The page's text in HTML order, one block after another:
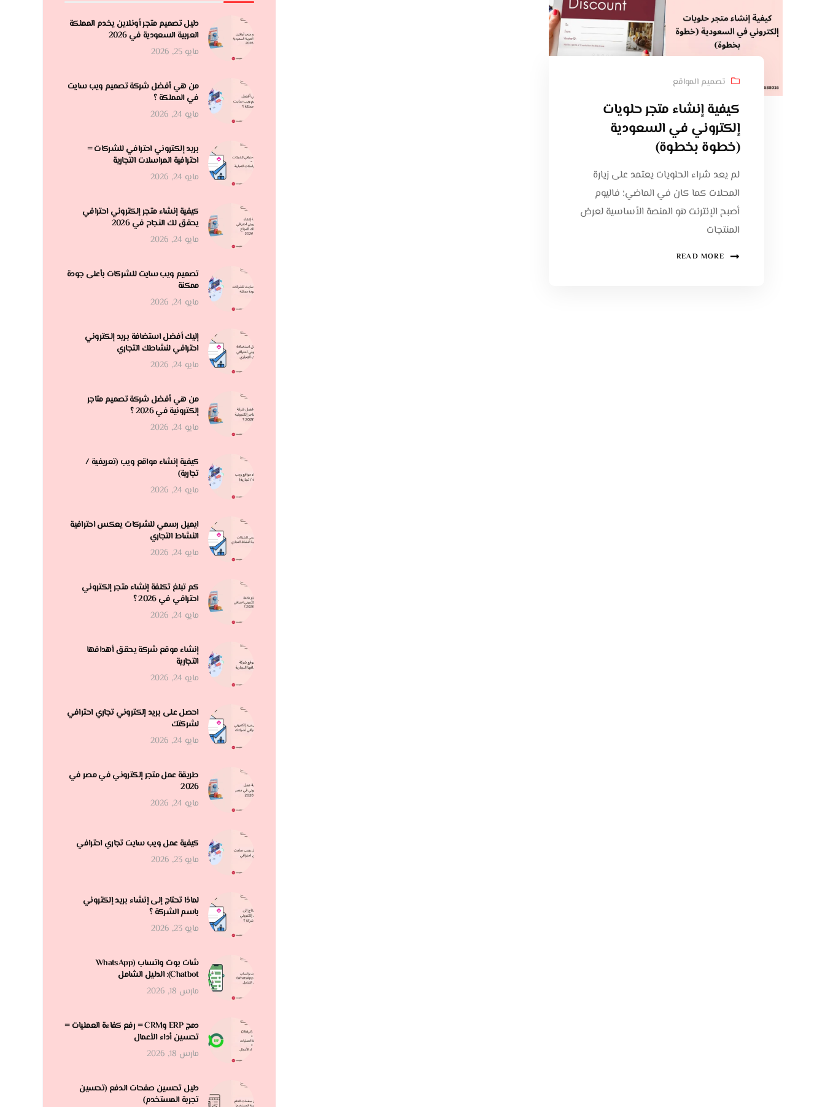
تصميم المواقع
كيفية إنشاء متجر حلويات
إلكتروني في السعودية
(خطوة بخطوة)
لم يعد شراء الحلويات يعتمد على زيارة
المحلات كما كان في الماضي؛ فاليوم
أصبح الإنترنت هو المنصة الأساسية لعرض
المنتجات
READ MORE
دليل تصميم متجر أونلاين يخدم المملكة
العربية السعودية في 2026
مايو 25, 2026
من هي أفضل شركة تصميم ويب سايت
في المملكة ؟
مايو 24, 2026
بريد إلكتروني احترافي للشركات =
احترافية المراسلات التجارية
مايو 24, 2026
كيفية إنشاء متجر إلكتروني احترافي
يحقق لك النجاح في 2026
مايو 24, 2026
تصميم ويب سايت للشركات بأعلى جودة
ممكنة
مايو 24, 2026
إليك أفضل استضافة بريد إلكتروني
احترافي لنشاطك التجاري
مايو 24, 2026
من هي أفضل شركة تصميم متاجر
إلكترونية في 2026 ؟
مايو 24, 2026
كيفية إنشاء مواقع ويب (تعريفية /
تجارية)
مايو 24, 2026
ايميل رسمي للشركات يعكس احترافية
النشاط التجاري
مايو 24, 2026
كم تبلغ تكلفة إنشاء متجر إلكتروني
احترافي في 2026 ؟
مايو 24, 2026
إنشاء موقع شركة يحقق أهدافها
التجارية
مايو 24, 2026
احصل على بريد إلكتروني تجاري احترافي
لشركتك
مايو 24, 2026
طريقة عمل متجر إلكتروني في مصر في
2026
مايو 24, 2026
كيفية عمل ويب سايت تجاري احترافي
مايو 23, 2026
لماذا تحتاج إلى إنشاء بريد إلكتروني
باسم الشركة ؟
مايو 23, 2026
شات بوت واتساب (WhatsApp
Chatbot): الدليل الشامل
مارس 18, 2026
دمج ERP وCRM = رفع كفاءة العمليات =
تحسين أداء الأعمال
مارس 18, 2026
دليل تحسين صفحات الدفع (تحسين
تجربة المستخدم)